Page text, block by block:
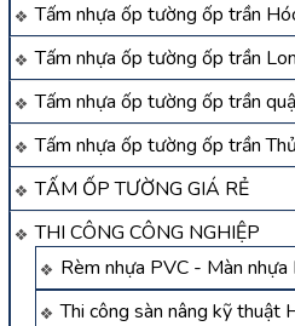
Tấm nhựa ốp tường ốp trần
Tấm nhựa ốp tường ốp trần
Tấm nhựa ốp tường ốp trần
Tấm nhựa ốp tường ốp trần
TẤM ỐP TƯỜNG GIÁ RẺ
THI CÔNG CÔNG NGHIỆP
Rèm nhựa PVC - Màn nhựa
Thi công sàn nâng kỹ thuật